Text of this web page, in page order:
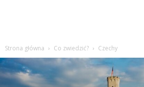
Strona główna Co zwiedzić? Czechy